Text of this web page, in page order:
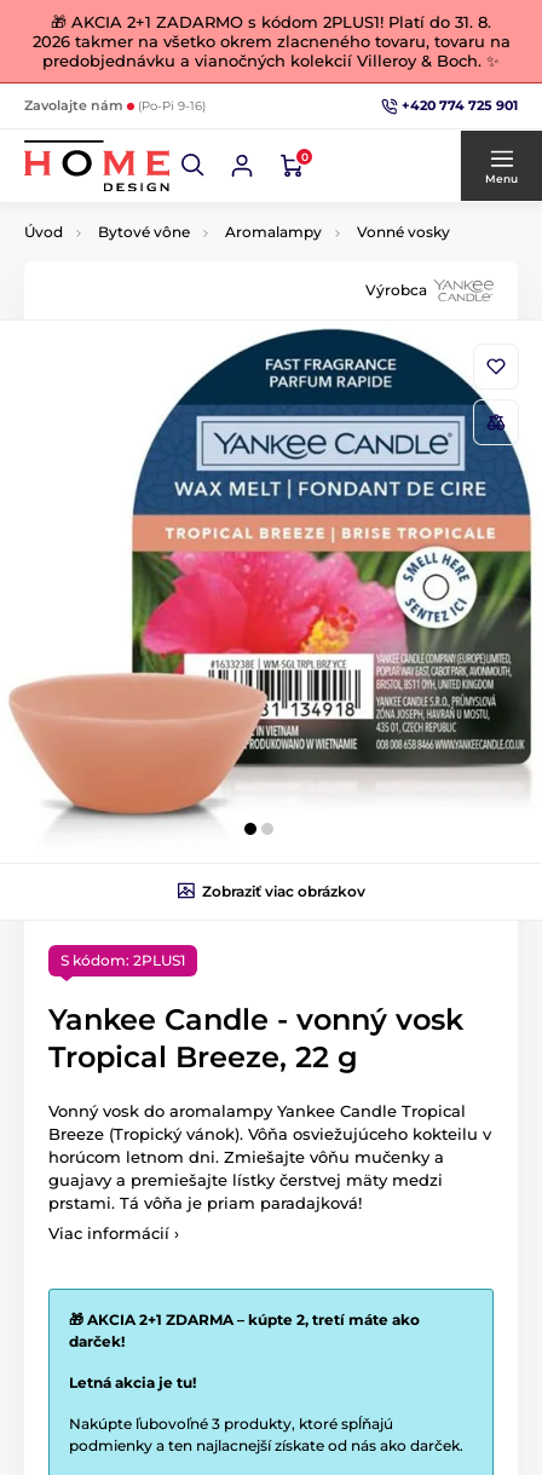
🎁 AKCIA 2+1 ZADARMO s kódom 2PLUS1! Platí do 31. 8.
2026 takmer na všetko okrem zlacneného tovaru, tovaru na
predobjednávku a vianočných kolekcií Villeroy & Boch. ✨
Zavolajte nám (Po-Pi 9-16) +420 774 725 901
0
Menu
Úvod Bytové vône Aromalampy Vonné vosky
Výrobca
Zobraziť viac obrázkov
S kódom: 2PLUS1
Yankee Candle - vonný vosk
Tropical Breeze, 22 g
Vonný vosk do aromalampy Yankee Candle Tropical
Breeze (Tropický vánok). Vôňa osviežujúceho kokteilu v
horúcom letnom dni. Zmiešajte vôňu mučenky a
guajavy a premiešajte lístky čerstvej mäty medzi
prstami. Tá vôňa je priam paradajková!
Viac informácií ›
🎁 AKCIA 2+1 ZDARMA – kúpte 2, tretí máte ako
darček!
Letná akcia je tu!
Nakúpte ľubovoľné 3 produkty, ktoré spĺňajú
podmienky a ten najlacnejší získate od nás ako darček.